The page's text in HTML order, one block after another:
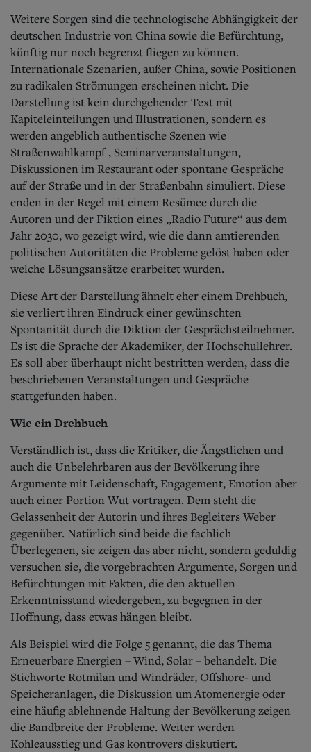
Weitere Sorgen sind die technologische Abhängigkeit der
deutschen Industrie von China sowie die Befürchtung,
künftig nur noch begrenzt fliegen zu können.
Internationale Szenarien, außer China, sowie Positionen
zu radikalen Strömungen erscheinen nicht. Die
Darstellung ist kein durchgehender Text mit
Kapiteleinteilungen und Illustrationen, sondern es
werden angeblich authentische Szenen wie
Straßenwahlkampf , Seminarveranstaltungen,
Diskussionen im Restaurant oder spontane Gespräche
auf der Straße und in der Straßenbahn simuliert. Diese
enden in der Regel mit einem Resümee durch die
Autoren und der Fiktion eines „Radio Future“ aus dem
Jahr 2030, wo gezeigt wird, wie die dann amtierenden
politischen Autoritäten die Probleme gelöst haben oder
welche Lösungsansätze erarbeitet wurden.
Diese Art der Darstellung ähnelt eher einem Drehbuch,
sie verliert ihren Eindruck einer gewünschten
Spontanität durch die Diktion der Gesprächsteilnehmer.
Es ist die Sprache der Akademiker, der Hochschullehrer.
Es soll aber überhaupt nicht bestritten werden, dass die
beschriebenen Veranstaltungen und Gespräche
stattgefunden haben.
Wie ein Drehbuch
Verständlich ist, dass die Kritiker, die Ängstlichen und
auch die Unbelehrbaren aus der Bevölkerung ihre
Argumente mit Leidenschaft, Engagement, Emotion aber
auch einer Portion Wut vortragen. Dem steht die
Gelassenheit der Autorin und ihres Begleiters Weber
gegenüber. Natürlich sind beide die fachlich
Überlegenen, sie zeigen das aber nicht, sondern geduldig
versuchen sie, die vorgebrachten Argumente, Sorgen und
Befürchtungen mit Fakten, die den aktuellen
Erkenntnisstand wiedergeben, zu begegnen in der
Hoffnung, dass etwas hängen bleibt.
Als Beispiel wird die Folge 5 genannt, die das Thema
Erneuerbare Energien – Wind, Solar – behandelt. Die
Stichworte Rotmilan und Windräder, Offshore- und
Speicheranlagen, die Diskussion um Atomenergie oder
eine häufig ablehnende Haltung der Bevölkerung zeigen
die Bandbreite der Probleme. Weiter werden
Kohleausstieg und Gas kontrovers diskutiert.